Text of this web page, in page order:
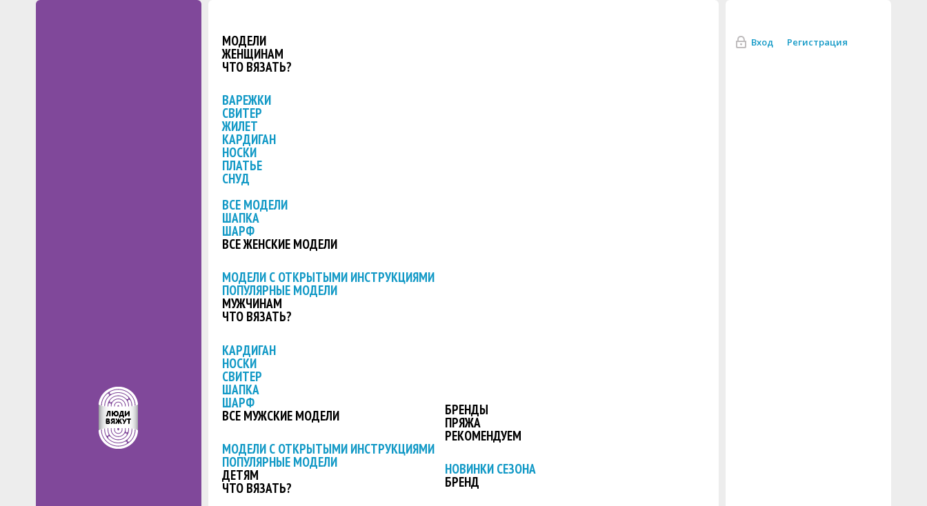
МОДЕЛИ
ЖЕНЩИНАМ
ЧТО ВЯЗАТЬ?
ВАРЕЖКИ
СВИТЕР
ЖИЛЕТ
КАРДИГАН
НОСКИ
ПЛАТЬЕ
СНУД
ВСЕ МОДЕЛИ
ШАПКА
ШАРФ
ВСЕ ЖЕНСКИЕ МОДЕЛИ
МОДЕЛИ С ОТКРЫТЫМИ ИНСТРУКЦИЯМИ
ПОПУЛЯРНЫЕ МОДЕЛИ
МУЖЧИНАМ
ЧТО ВЯЗАТЬ?
КАРДИГАН
НОСКИ
СВИТЕР
ШАПКА
ШАРФ
ВСЕ МУЖСКИЕ МОДЕЛИ
МОДЕЛИ С ОТКРЫТЫМИ ИНСТРУКЦИЯМИ
ПОПУЛЯРНЫЕ МОДЕЛИ
ДЕТЯМ
ЧТО ВЯЗАТЬ?
БРЕНДЫ
ПРЯЖА
РЕКОМЕНДУЕМ
НОВИНКИ СЕЗОНА
БРЕНД
Вход Регистрация